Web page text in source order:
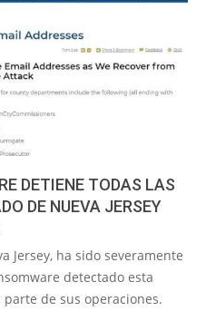
DETIENE TODAS LAS
DE NUEVA JERSEY
Jersey, ha sido severamente
detectado esta
de sus operaciones.